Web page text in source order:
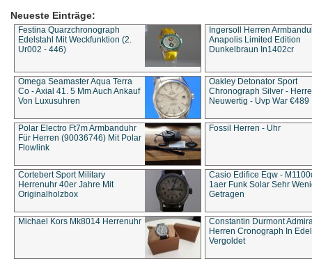
Neueste Einträge:
Festina Quarzchronograph
Edelstahl Mit Weckfunktion (2.
Ur002 - 446)
Ingersoll Herren
Anapolis Limited Edition
Dunkelbraun In1402cr
Omega Seamaster Aqua Terra
Co - Axial 41. 5 Mm Auch Ankauf
Von Luxusuhren
Oakley Detonator Sport
Chronograph Silver -
Neuwertig - Uvp War €489
Polar Electro Ft7m Armbanduhr
Für Herren (90036746) Mit Polar
Flowlink
Fossil Herren - Uhr
Cortebert Sport Military
Herrenuhr 40er Jahre Mit
Originalholzbox
Casio Edifice Eqw -
1aer Funk Solar Sehr
Getragen
Michael Kors Mk8014 Herrenuhr
Constantin Durmont
Herren Cronograph In
Vergoldet